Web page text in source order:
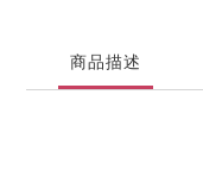
商品描述